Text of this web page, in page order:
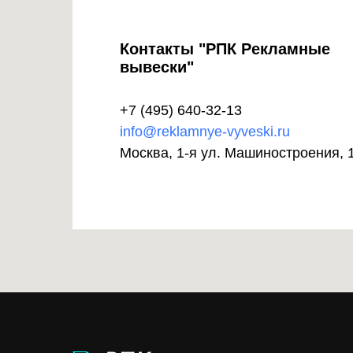
Контакты "РПК Рекламные
вывески"
+7 (495) 640-32-13
info@reklamnye-vyveski.ru
Москва, 1-я ул. Машиностроения,